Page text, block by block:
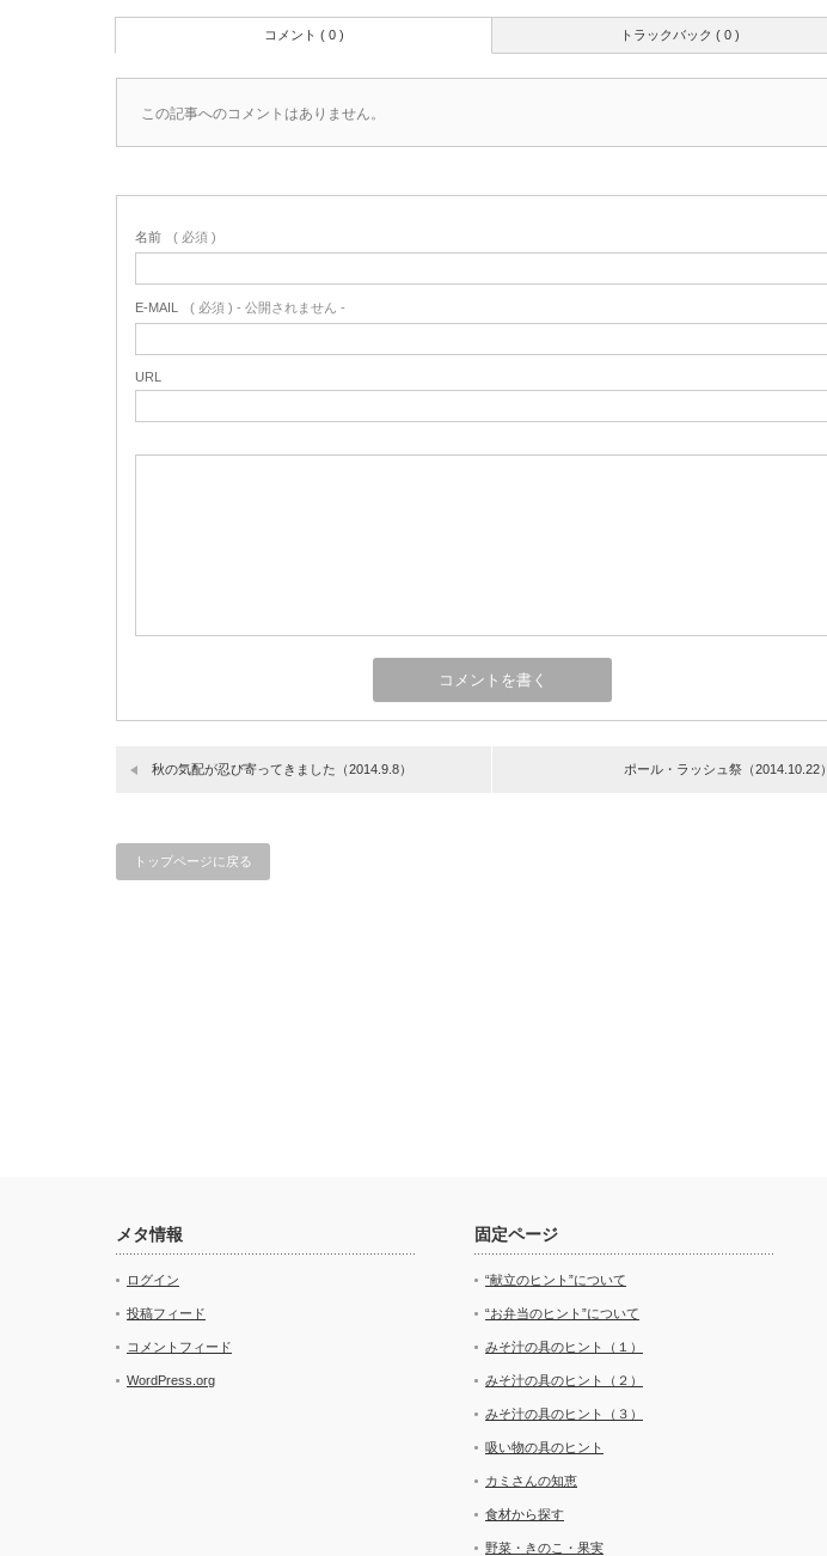
トラックバック ( 0 )
コメント ( 0 )
この記事へのコメントはありません。
名前 ( 必須 )
E-MAIL ( 必須 ) - 公開されません -
URL
秋の気配が忍び寄ってきました（2014.9.8） ポール・ラッシュ祭（2014.10.22）
トップページに戻る
メタ情報
ログイン
投稿フィード
コメントフィード
WordPress.org
固定ページ
“献立のヒント”について
“お弁当のヒント”について
みそ汁の具のヒント（１）
みそ汁の具のヒント（２）
みそ汁の具のヒント（３）
吸い物の具のヒント
カミさんの知恵
食材から探す
野菜・きのこ・果実